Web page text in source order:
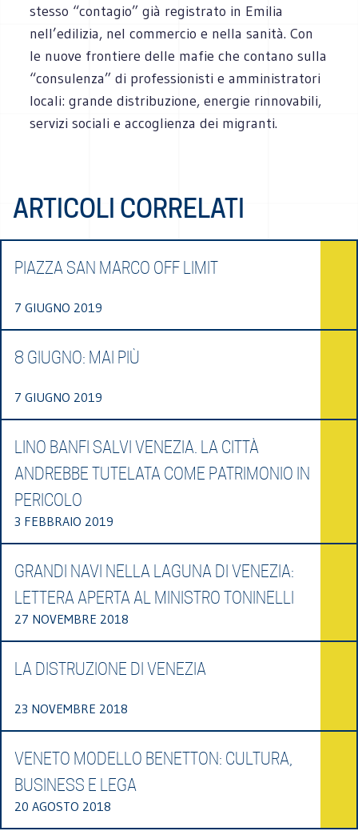
stesso “contagio” già registrato in Emilia
nell’edilizia, nel commercio e nella sanità. Con
le nuove frontiere delle mafie che contano sulla
“consulenza” di professionisti e amministratori
locali: grande distribuzione, energie rinnovabili,
servizi sociali e accoglienza dei migranti.
ARTICOLI CORRELATI
PIAZZA SAN MARCO OFF LIMIT
7 GIUGNO 2019
8 GIUGNO: MAI PIÙ
7 GIUGNO 2019
LINO BANFI SALVI VENEZIA. LA CITTÀ
ANDREBBE TUTELATA COME PATRIMONIO IN
PERICOLO
3 FEBBRAIO 2019
GRANDI NAVI NELLA LAGUNA DI VENEZIA:
LETTERA APERTA AL MINISTRO TONINELLI
27 NOVEMBRE 2018
LA DISTRUZIONE DI VENEZIA
23 NOVEMBRE 2018
VENETO MODELLO BENETTON: CULTURA,
BUSINESS E LEGA
20 AGOSTO 2018